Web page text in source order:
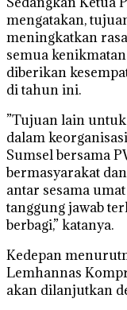
mengatakan,
meningkatkan
semua
diberikan
di tahun ini.
”Tujuan lain
dalam
Sumsel bersama
bermasyarakat
antar sesama
tanggung jawab
berbagi,” katanya.
Kedepan
Lemhannas
akan dilanjutkan